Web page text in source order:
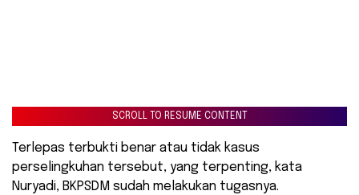
SCROLL TO RESUME CONTENT
Terlepas terbukti benar atau tidak kasus
perselingkuhan tersebut, yang terpenting, kata
Nuryadi, BKPSDM sudah melakukan tugasnya.